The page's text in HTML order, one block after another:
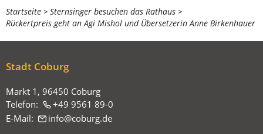
Sie
befinden
hier:
Startseite
Sternsinger besuchen das Rathaus
Rückertpreis geht an Agi Mishol und Übersetzerin Anne Birkenhauer
Stadt Coburg
Markt 1, 96450 Coburg
Telefon:
+49 9561 89-0
E-Mail:
info coburg de